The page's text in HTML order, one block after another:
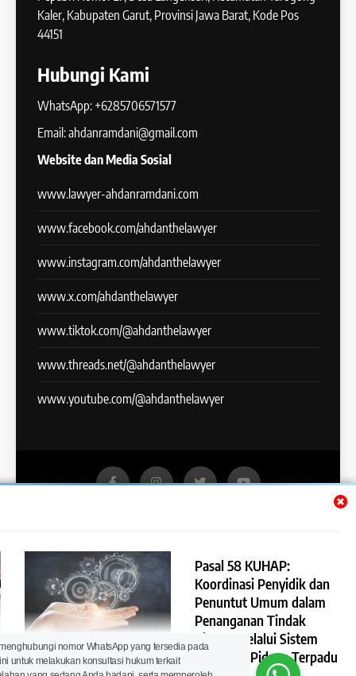
Pasal 59 KUHAP:
Mekanisme Koordinasi
Pasal 58 KUHAP:
Koordinasi Penyidik dan
Penuntut Umum dalam
Penanganan Tindak
Pidana melalui Sistem
Peradilan Pidana Terpadu
Kaler, Kabupaten Garut, Provinsi Jawa Barat, Kode Pos
44151
Hubungi Kami
WhatsApp: +6285706571577
Email: ahdanramdani@gmail.com
Website dan Media Sosial
www.lawyer-ahdanramdani.com
www.facebook.com/ahdanthelawyer
www.instagram.com/ahdanthelawyer
www.x.com/ahdanthelawyer
www.tiktok.com/@ahdanthelawyer
www.threads.net/@ahdanthelawyer
www.youtube.com/@ahdanthelawyer
Rights Reserved 2024. Powered By
Hukum Pidana
Hukum Acara Pidana
Hukum Perdata
Hukum Acara Perdata
Hukum Perusahaan
Hukum Perbankan
Hukum Investasi
Hukum Pasar Modal
Hukum Kekayaan Intelektual
Hukum Pertanahan
Hukum Properti
Hukum Perkawinan
nomor WhatsApp yang tersedia pada
untuk melakukan konsultasi hukum terkait